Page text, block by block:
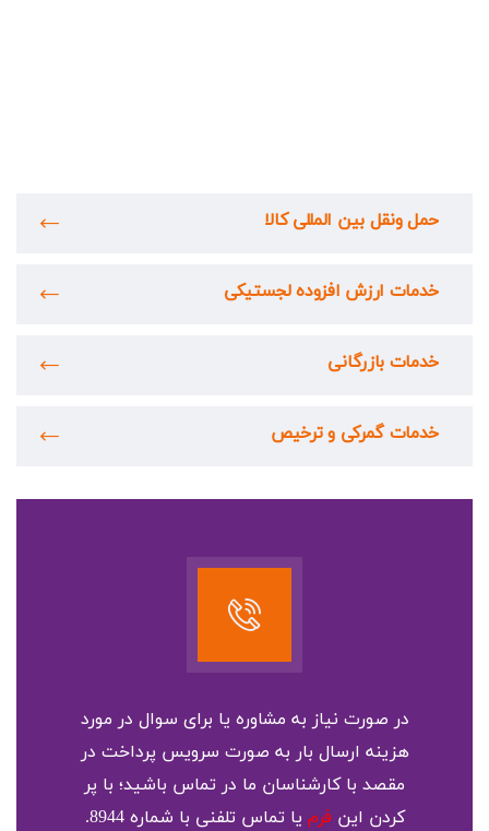
حمل ونقل بین المللی کالا
خدمات ارزش افزوده لجستیکی
خدمات بازرگانی
خدمات گمرکی و ترخیص
در صورت نیاز به مشاوره یا برای سوال در مورد
هزینه ارسال بار به صورت سرویس پرداخت در
مقصد با کارشناسان ما در تماس باشید؛ با پر
کردن این فرم یا تماس تلفنی با شماره 8944.